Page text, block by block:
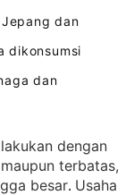
dan
dikonsumsi
dan
dengan
terbatas,
besar. Usaha